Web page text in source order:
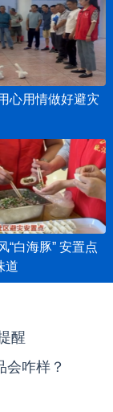
心用情做好避灾
“白海豚” 安置点
道
醒
会咋样？